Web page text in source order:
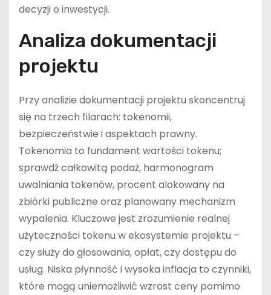
decyzji o inwestycji.
Analiza dokumentacji
projektu
Przy analizie dokumentacji projektu skoncentruj
się na trzech filarach: tokenomii,
bezpieczeństwie i aspektach prawny.
Tokenomia to fundament wartości tokenu;
sprawdź całkowitą podaż, harmonogram
uwalniania tokenów, procent alokowany na
zbiórki publiczne oraz planowany mechanizm
wypalenia. Kluczowe jest zrozumienie realnej
użyteczności tokenu w ekosystemie projektu –
czy służy do głosowania, opłat, czy dostępu do
usług. Niska płynność i wysoka inflacja to czynniki,
które mogą uniemożliwić wzrost ceny pomimo